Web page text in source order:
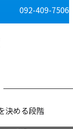
092-409-7506
決める段階